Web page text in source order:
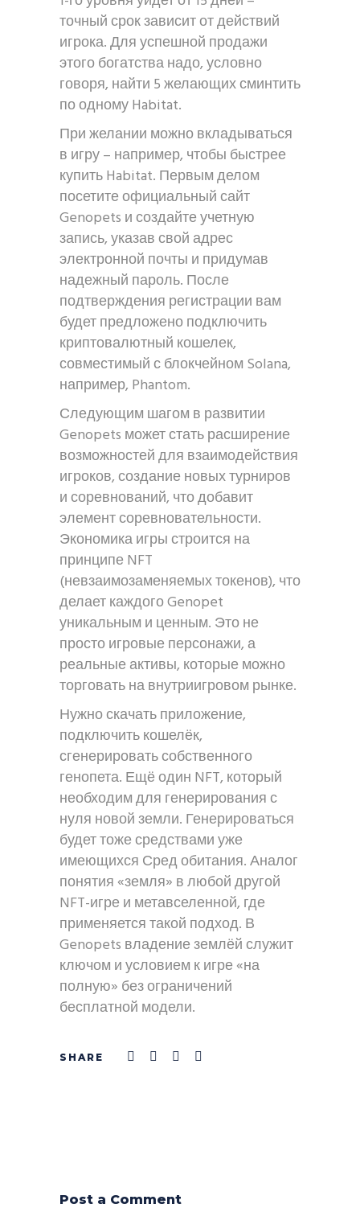
точный срок зависит от действий
игрока. Для успешной продажи
этого богатства надо, условно
говоря, найти 5 желающих сминтить
по одному Habitat.
При желании можно вкладываться
в игру – например, чтобы быстрее
купить Habitat. Первым делом
посетите официальный сайт
Genopets и создайте учетную
запись, указав свой адрес
электронной почты и придумав
надежный пароль. После
подтверждения регистрации вам
будет предложено подключить
криптовалютный кошелек,
совместимый с блокчейном Solana,
например, Phantom.
Следующим шагом в развитии
Genopets может стать расширение
возможностей для взаимодействия
игроков, создание новых турниров
и соревнований, что добавит
элемент соревновательности.
Экономика игры строится на
принципе NFT
(невзаимозаменяемых токенов), что
делает каждого Genopet
уникальным и ценным. Это не
просто игровые персонажи, а
реальные активы, которые можно
торговать на внутриигровом рынке.
Нужно скачать приложение,
подключить кошелёк,
сгенерировать собственного
генопета. Ещё один NFT, который
необходим для генерирования с
нуля новой земли. Генерироваться
будет тоже средствами уже
имеющихся Сред обитания. Аналог
понятия «земля» в любой другой
NFT-игре и метавселенной, где
применяется такой подход. В
Genopets владение землёй служит
ключом и условием к игре «на
полную» без ограничений
бесплатной модели.
Post a Comment